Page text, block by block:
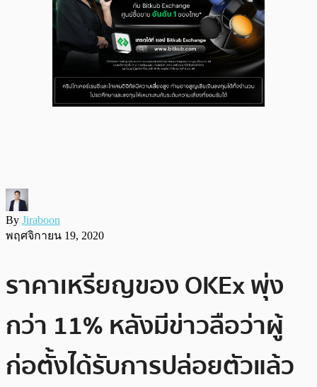
By Jiraboon
พฤศจิกายน 19, 2020
ราคาเหรียญของ OKEx พุ่ง
กว่า 11% หลังมีข่าวลือว่าผู้
ก่อตั้งได้รับการปล่อยตัวแล้ว